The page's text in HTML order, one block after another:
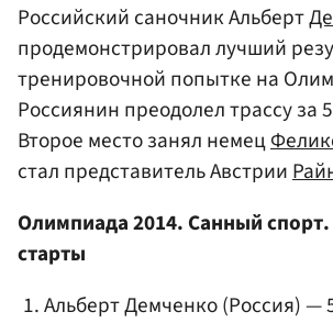
Российский саночник Альберт
продемонстрировал лучший
тренировочной попытке на
Россиянин преодолел трассу за
Второе место занял немец
стал представитель Австрии
Олимпиада 2014. Санный
старты
Альберт Демченко (Россия) —